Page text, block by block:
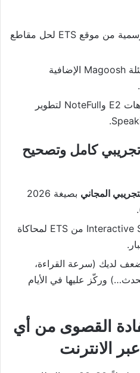
استخدم نماذج الأسئلة الرسمية من موقع ETS لحل مقاطع
قم بحل جزء كبير من أسئلة Magoosh الإضافية
استمر في مشاهدة فيديوهات E2 وNoteFull لتطوير
تجريبي كامل وتصحيح
بصيغة 2026
استخدم الـ Interactive Sample Test من ETS لمحاكاة
لديك (سرعة القراءة،
وركّز عليها في الأيام
القصوى من أي
الانترنت